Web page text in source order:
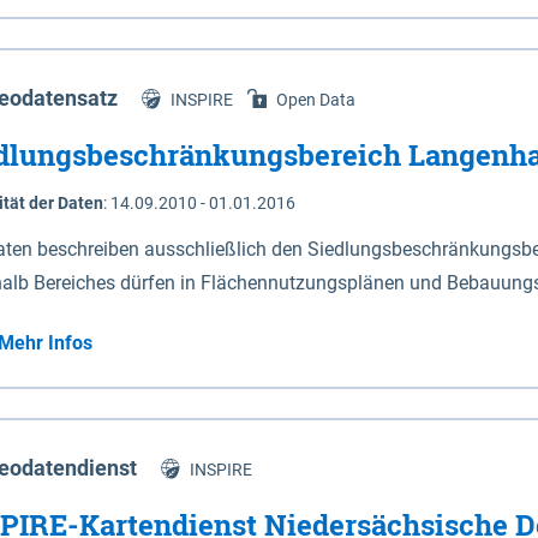
Niedersachsen (vgl. Abb. 4-1) entlang der Elbe zwischen
472,5 bei Schnackenburg bis 569 bei Lauenburg).
INSPIRE Open Data
der Daten: 14.09.2010 - 01.01.2016
beschreiben ausschließlich den
Bereiches dürfen in Flächennutzungsplänen und
Infos
INSPIRE
Kartendienst Niedersächsische